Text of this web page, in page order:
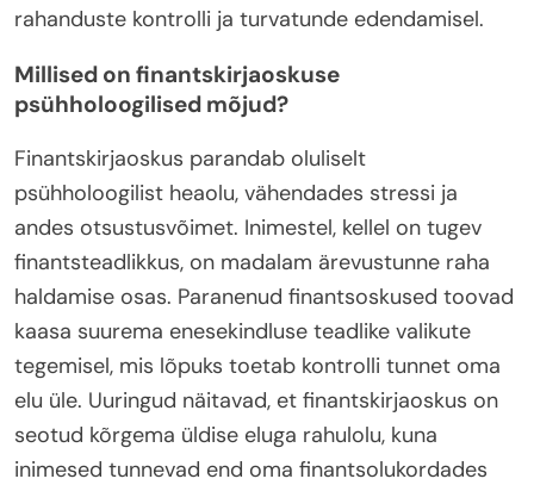
rahanduste kontrolli ja turvatunde edendamisel.
Millised on finantskirjaoskuse
psühholoogilised mõjud?
Finantskirjaoskus parandab oluliselt
psühholoogilist heaolu, vähendades stressi ja
andes otsustusvõimet. Inimestel, kellel on tugev
finantsteadlikkus, on madalam ärevustunne raha
haldamise osas. Paranenud finantsoskused toovad
kaasa suurema enesekindluse teadlike valikute
tegemisel, mis lõpuks toetab kontrolli tunnet oma
elu üle. Uuringud näitavad, et finantskirjaoskus on
seotud kõrgema üldise eluga rahulolu, kuna
inimesed tunnevad end oma finantsolukordades